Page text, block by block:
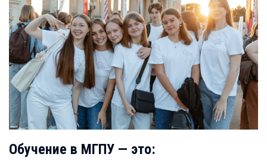
Обучение в МГПУ — это: